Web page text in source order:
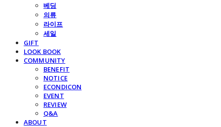
베딩
의류
라이프
세일
GIFT
LOOK BOOK
COMMUNITY
BENEFIT
NOTICE
ECONDICON
EVENT
REVIEW
Q&A
ABOUT